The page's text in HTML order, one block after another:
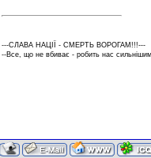
---СЛАВА НАЦІЇ - СМЕРТЬ ВОРОГАМ!!!---
--Все, що не вбиває - робить нас